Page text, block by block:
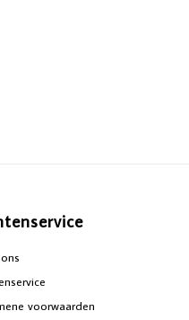
voorwaarden